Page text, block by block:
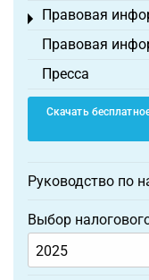
Правовая
Toggle menu
Правовая
Пресса
Скачать
Руководство по
Выбор